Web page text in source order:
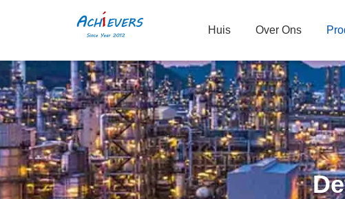
Huis Over Ons